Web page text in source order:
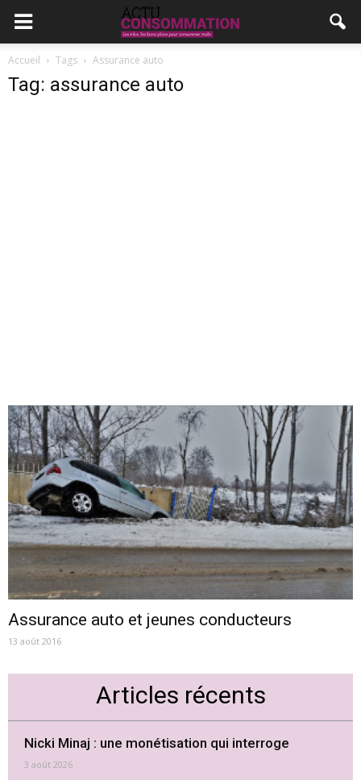
Accueil Tags Assurance auto
Tag: assurance auto
Assurance auto et jeunes conducteurs
13 août 2016
Articles récents
Nicki Minaj : une monétisation qui interroge
3 août 2026